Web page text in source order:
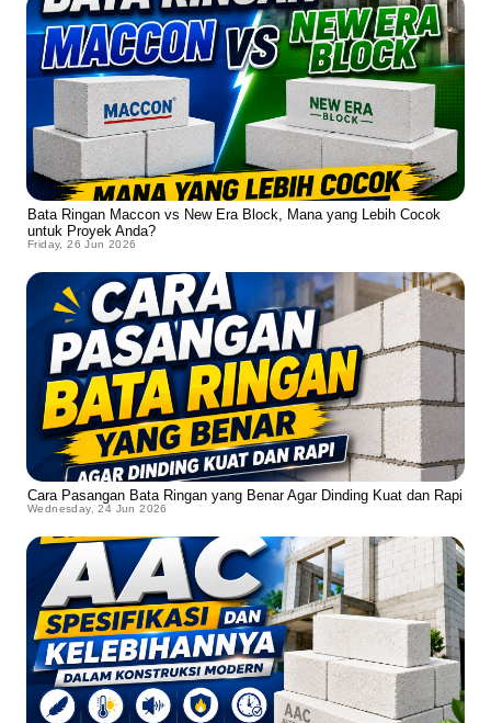
Bata Ringan Maccon vs New Era Block, Mana yang Lebih Cocok
untuk Proyek Anda?
Friday, 26 Jun 2026
Cara Pasangan Bata Ringan yang Benar Agar Dinding Kuat dan Rapi
Wednesday, 24 Jun 2026